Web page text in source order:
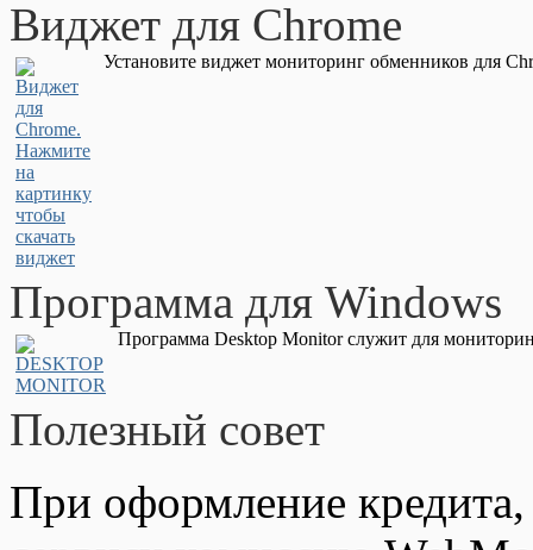
Виджет для Chrome
Установите виджет мониторинг обменников для
Программа для Windows
Программа Desktop Monitor служит для
Полезный совет
При оформление